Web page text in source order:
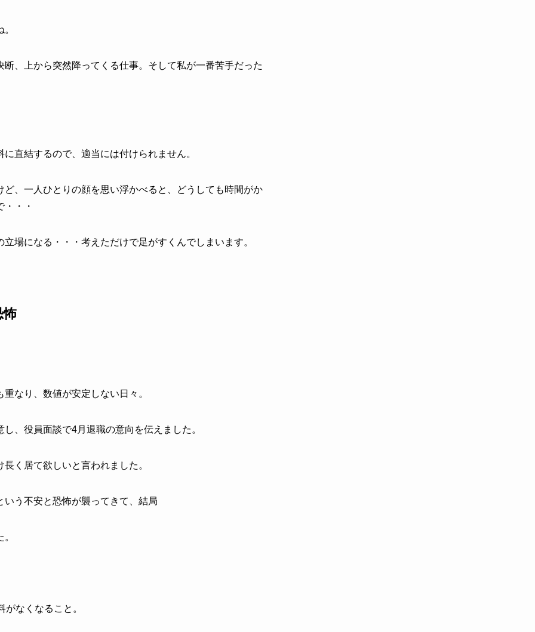
、上から突然降ってくる仕事。そして私が一番苦手だった
直結するので、適当には付けられません。
、一人ひとりの顔を思い浮かべると、どうしても時間がか
・・
場になる・・・考えただけで足がすくんでしまいます。
怖
なり、数値が安定しない日々。
、役員面談で4月退職の意向を伝えました。
く居て欲しいと言われました。
う不安と恐怖が襲ってきて、結局
なくなること。